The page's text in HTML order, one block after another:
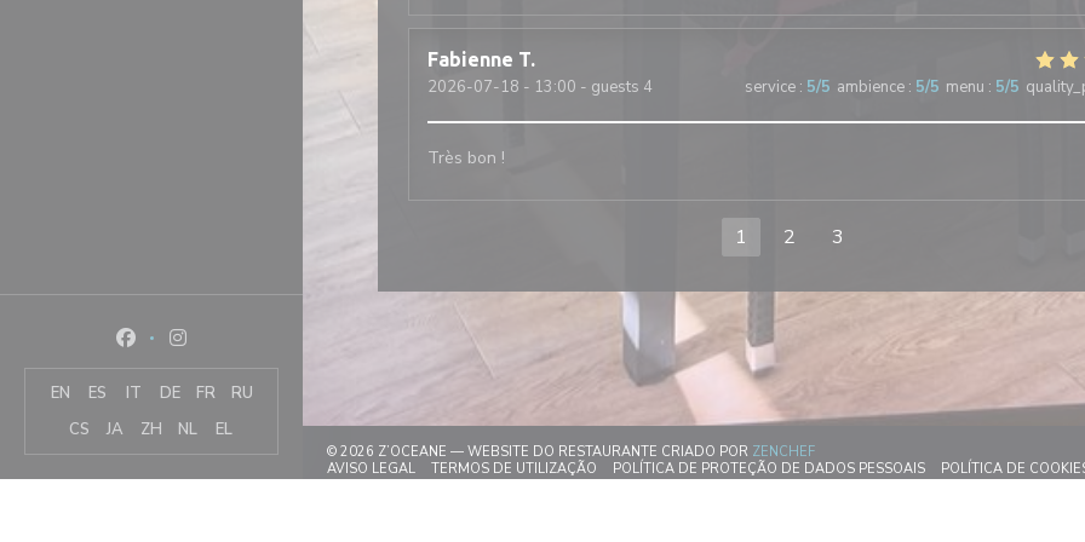
Facebook ((abre numa nova janela))
Instagram ((abre numa nova janela))
EN ES IT DE FR
RU
CS
JA ZH NL EL
Fabienne T
2026-07-18 - 13:00 - guests 4 service : 5/5 ambience : 5/5 menu : 5/5
Très bon !
1 2 3
© 2026 Z’OCEANE — WEBSITE DO RESTAURANTE CRIADO POR ZENCHEF((ABRE NUMA NOVA JANELA))
AVISO LEGAL((ABRE NUMA NOVA JANELA))
TERMOS DE UTILIZAÇÃO ((ABRE NUMA NOVA JANELA))
POLÍTICA DE PROTEÇÃO DE DADOS PESSOAIS((ABRE NUMA NOVA
POLÍTICA DE